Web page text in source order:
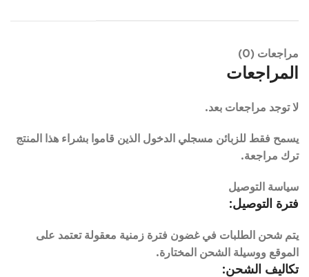
مراجعات (0)
المراجعات
لا توجد مراجعات بعد.
يسمح فقط للزبائن مسجلي الدخول الذين قاموا بشراء هذا المنتج
ترك مراجعة.
سياسة التوصيل
فترة التوصيل:
يتم شحن الطلبات في غضون فترة زمنية معقولة تعتمد على
الموقع ووسيلة الشحن المختارة.
تكاليف الشحن: